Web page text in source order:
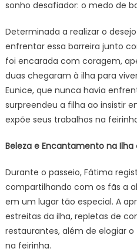
sonho desafiador: o medo de
Determinada a realizar o
enfrentar essa barreira junto
foi encarada com coragem,
duas chegaram à ilha para
Eunice, que nunca havia
surpreendeu a filha ao insistir
expõe seus trabalhos na
Beleza e Encantamento na Ilha
Durante o passeio, Fátima
compartilhando com os fãs a
em um lugar tão especial. A
estreitas da ilha, repletas de
restaurantes, além de elogiar
na feirinha.